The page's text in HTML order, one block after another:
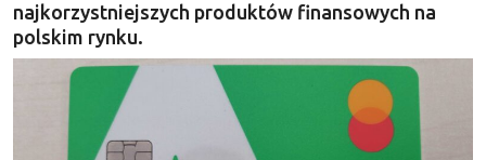
najkorzystniejszych produktów finansowych na
polskim rynku.